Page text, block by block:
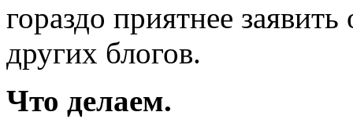
гораздо приятнее
других блогов.
Что делаем.